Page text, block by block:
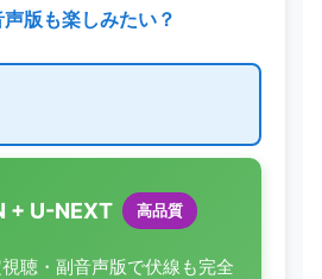
版も楽しみたい？
+ U-NEXT 高品質
聴・副音声版で伏線も完全